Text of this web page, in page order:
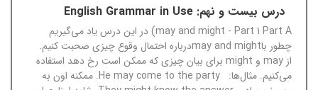
درس بیست و نهم: English Grammar in Use
may and might - Part 1 Part A) در این درس یاد می‌گیریم
چطور باmay and mightدرباره احتمال وقوع چیزی صحبت کنیم.
از may و might برای بیان چیزی که ممکن است رخ دهد استفاده
می‌کنیم. مثال‌ها: He may come to the party. ممکنه اون به